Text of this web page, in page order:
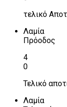
τελικό
Λαμία
Πρόοδος
4
0
Τελικό
Λαμία